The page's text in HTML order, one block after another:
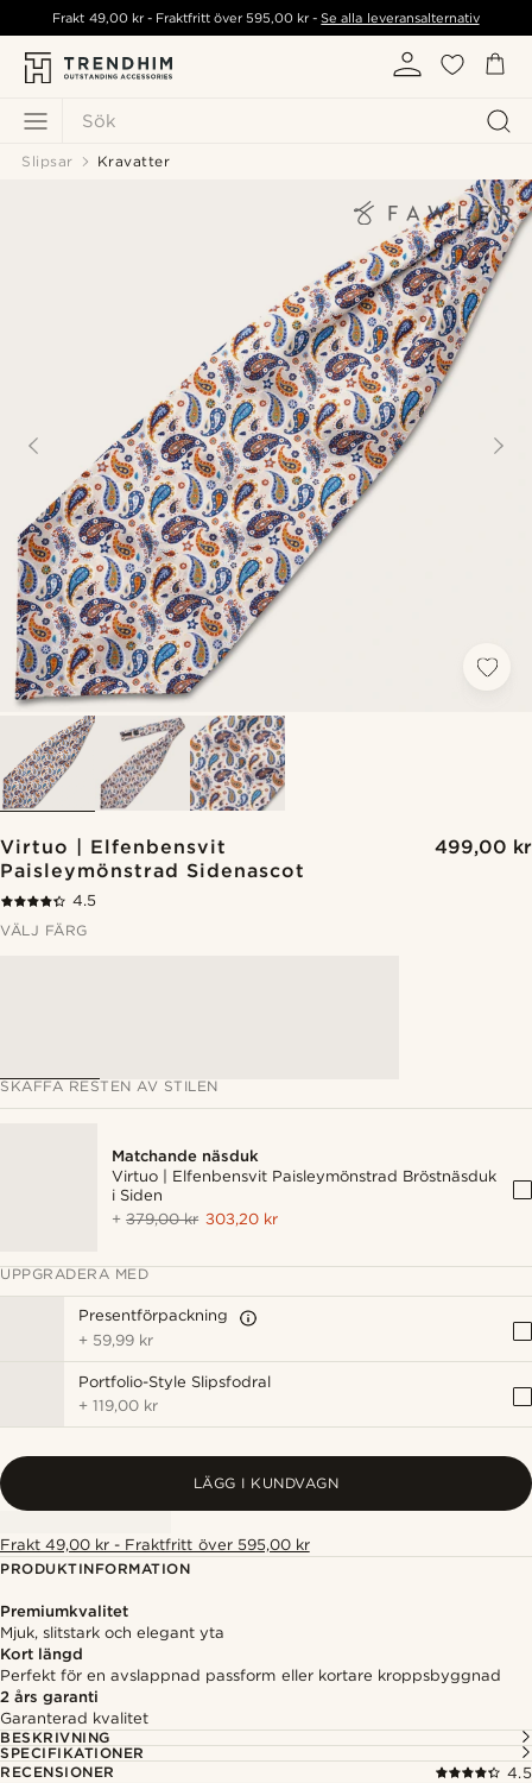
Sök
Frakt 49,00 kr- Fraktfritt över595,00 kr -Se alla leveransalternativ
Slipsar Kravatter
Virtuo | Elfenbensvit
Paisleymönstrad Sidenascot
499,00 kr
4.5
VÄLJ FÄRG
SKAFFA RESTEN AV STILEN
Matchande näsduk
Virtuo | Elfenbensvit Paisleymönstrad Bröstnäsduk
i Siden
+379,00 kr 303,20 kr
UPPGRADERA MED
Presentförpackning
+ 59,99 kr
Portfolio-Style Slipsfodral
+119,00 kr
LÄGG I KUNDVAGN
Frakt 49,00 kr - Fraktfritt över 595,00 kr
PRODUKTINFORMATION
Premiumkvalitet
Mjuk, slitstark och elegant yta
Kort längd
Perfekt för en avslappnad passform eller kortare kroppsbyggnad
2 års garanti
Garanterad kvalitet
BESKRIVNING
SPECIFIKATIONER
RECENSIONER
4.5